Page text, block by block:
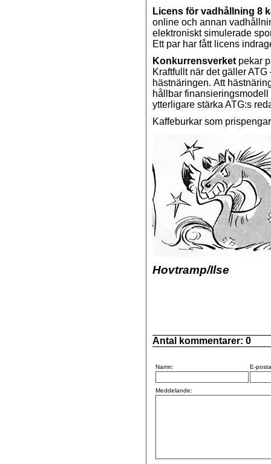
Licens för vadhållning 8
online och annan
elektroniskt simulerade
Ett par har fått licens
Konkurrensverket pekar
Kraftfullt när det gäller
hästnäringen. Att
hållbar
ytterligare stärka ATG:s
Kaffeburkar som
Hovtramp/Ilse
Antal kommentarer: 0
Namn: E-
Meddelande: